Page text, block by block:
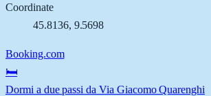
Coordinate
45.8136, 9.5698
Booking.com
🛏️
Dormi a due passi da Via Giacomo Quarenghi